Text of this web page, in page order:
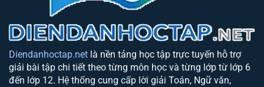
Diendanhoctap.net là nền tảng học tập trực tuyến hỗ trợ
giải bài tập chi tiết theo từng môn học và từng lớp từ lớp 6
đến lớp 12. Hệ thống cung cấp lời giải Toán, Ngữ văn,